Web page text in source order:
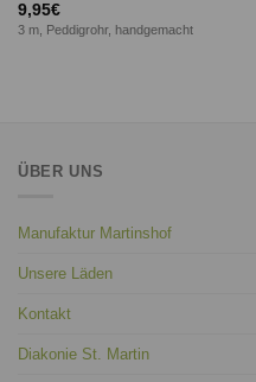
9,95€
3 m, Peddigrohr, handgemacht
ÜBER UNS
Manufaktur Martinshof
Unsere Läden
Kontakt
Diakonie St. Martin